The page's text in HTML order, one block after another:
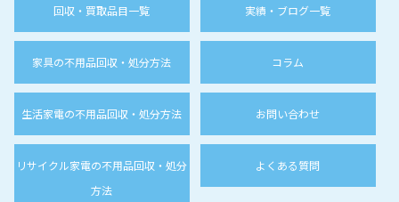
回収・買取品目一覧
家具の不用品回収・処分方法
生活家電の不用品回収・処分方法
リサイクル家電の不用品回収・処分
方法
実績・ブログ一覧
コラム
お問い合わせ
よくある質問